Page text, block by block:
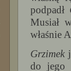
podpadł
Musiał
właśnie
Grzimek
do jego